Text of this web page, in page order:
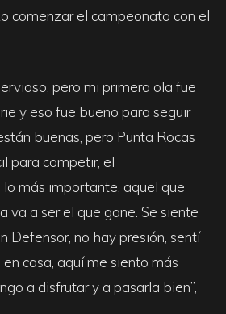
comenzar el campeonato con el
pero mi primera ola fue
y eso fue bueno para seguir
buenas, pero Punta Rocas
para competir, el
más importante, aquel que
va a ser el que gane. Se siente
Defensor, no hay presión, sentí
casa, aquí me siento más
a disfrutar y a pasarla bien”,